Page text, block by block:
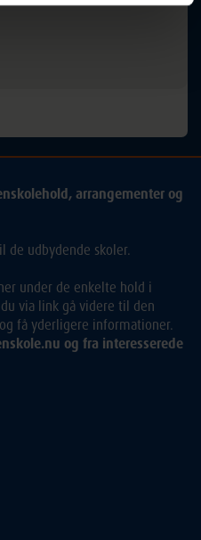
arrangementer og
de udbydende skoler.
under de enkelte hold i
via link gå videre til den
få yderligere informationer.
og fra interesserede